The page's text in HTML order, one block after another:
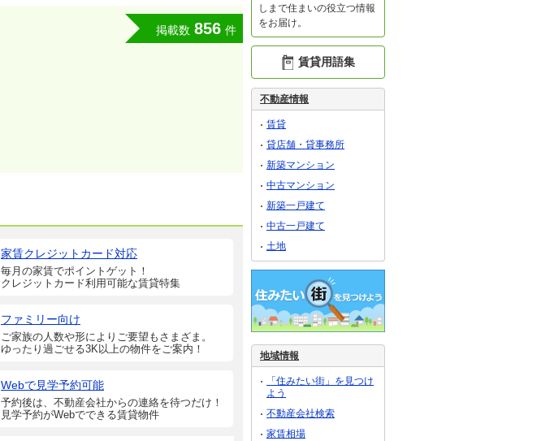
掲載数 856 件
家賃クレジットカード対応
毎月の家賃でポイントゲット！
クレジットカード利用可能な賃貸特集
ファミリー向け
ご家族の人数や形によりご要望もさまざま。
ゆったり過ごせる3K以上の物件をご案内！
Webで見学予約可能
予約後は、不動産会社からの連絡を待つだけ！
見学予約がWebでできる賃貸物件
しまで住まいの役立つ情報
をお届け。
賃貸用語集
不動産情報
賃貸
貸店舗・貸事務所
新築マンション
中古マンション
新築一戸建て
中古一戸建て
土地
地域情報
「住みたい街」を見つけ
よう
不動産会社検索
家賃相場